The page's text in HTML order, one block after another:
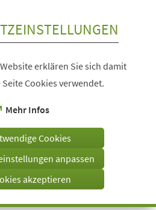
erklären Sie sich damit
Cookies verwendet.
Mehr Infos
Cookies
anpassen
akzeptieren